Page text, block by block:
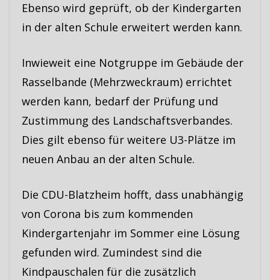
Ebenso wird geprüft, ob der Kindergarten
in der alten Schule erweitert werden kann.
Inwieweit eine Notgruppe im Gebäude der
Rasselbande (Mehrzweckraum) errichtet
werden kann, bedarf der Prüfung und
Zustimmung des Landschaftsverbandes.
Dies gilt ebenso für weitere U3-Plätze im
neuen Anbau an der alten Schule.
Die CDU-Blatzheim hofft, dass unabhängig
von Corona bis zum kommenden
Kindergartenjahr im Sommer eine Lösung
gefunden wird. Zumindest sind die
Kindpauschalen für die zusätzlich